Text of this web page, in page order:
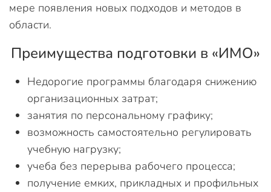
мере появления новых подходов и методов в
области.
Преимущества подготовки в «ИМО»
Недорогие программы благодаря снижению
организационных затрат;
занятия по персональному графику;
возможность самостоятельно регулировать
учебную нагрузку;
учеба без перерыва рабочего процесса;
получение емких, прикладных и профильных